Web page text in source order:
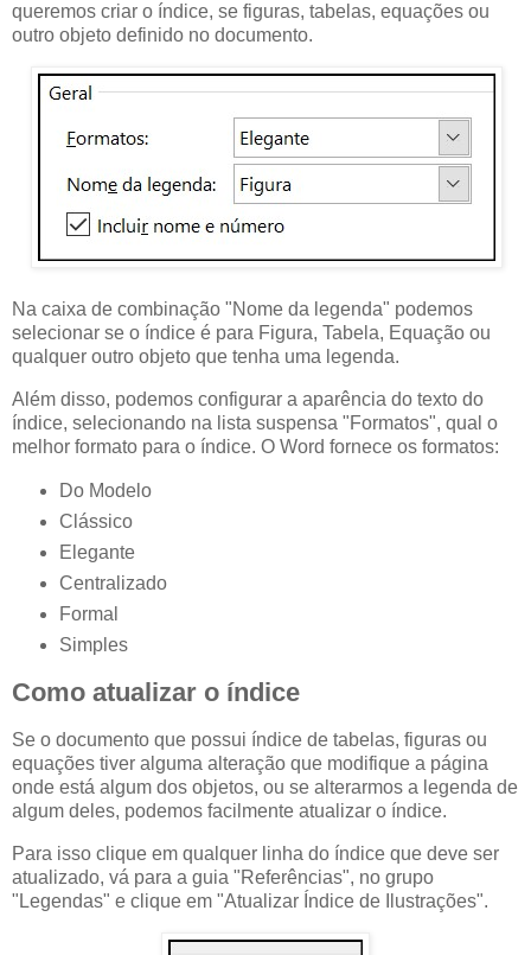
queremos criar o índice, se figuras, tabelas, equações ou
outro objeto definido no documento.
Na caixa de combinação "Nome da legenda" podemos
selecionar se o índice é para Figura, Tabela, Equação ou
qualquer outro objeto que tenha uma legenda.
Além disso, podemos configurar a aparência do texto do
índice, selecionando na lista suspensa "Formatos", qual o
melhor formato para o índice. O Word fornece os formatos:
Do Modelo
Clássico
Elegante
Centralizado
Formal
Simples
Como atualizar o índice
Se o documento que possui índice de tabelas, figuras ou
equações tiver alguma alteração que modifique a página
onde está algum dos objetos, ou se alterarmos a legenda de
algum deles, podemos facilmente atualizar o índice.
Para isso clique em qualquer linha do índice que deve ser
atualizado, vá para a guia "Referências", no grupo
"Legendas" e clique em "Atualizar Índice de Ilustrações".